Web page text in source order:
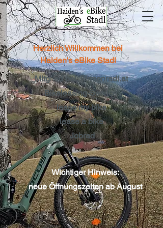
Herzlich Willkommen bei
Haiden's eBike Stadl
Mitglied bei: Firmenradl.at
Bikeleasing-Service
lease my bike
lease a bike
Jobrad
Wichtiger Hinweis:
neue Öffnungszeiten ab August